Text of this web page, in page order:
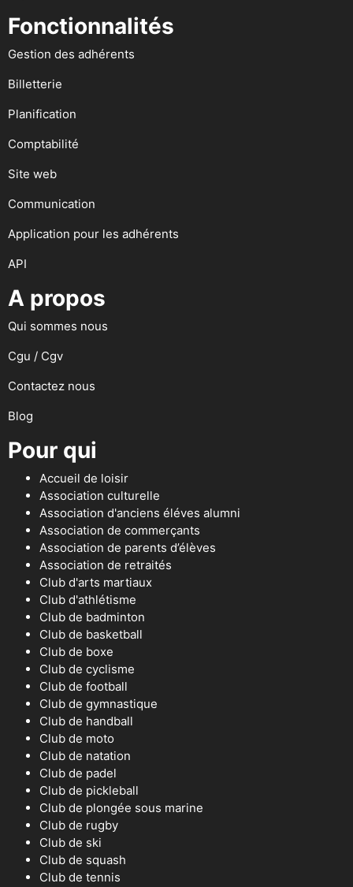
Fonctionnalités
Gestion des adhérents
Billetterie
Planification
Comptabilité
Site web
Communication
Application pour les adhérents
API
A propos
Qui sommes nous
Cgu / Cgv
Contactez nous
Blog
Pour qui
Accueil de loisir
Association culturelle
Association d'anciens éléves alumni
Association de commerçants
Association de parents d’élèves
Association de retraités
Club d'arts martiaux
Club d'athlétisme
Club de badminton
Club de basketball
Club de boxe
Club de cyclisme
Club de football
Club de gymnastique
Club de handball
Club de moto
Club de natation
Club de padel
Club de pickleball
Club de plongée sous marine
Club de rugby
Club de ski
Club de squash
Club de tennis